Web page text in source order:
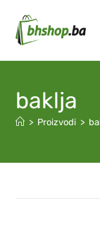
baklja
> Proizvodi >